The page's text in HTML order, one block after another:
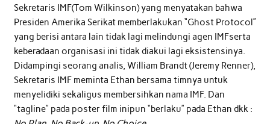
Sekretaris IMF(Tom Wilkinson) yang menyatakan bahwa
Presiden Amerika Serikat memberlakukan “Ghost Protocol”
yang berisi antara lain tidak lagi melindungi agen IMFserta
keberadaan organisasi ini tidak diakui lagi eksistensinya.
Didampingi seorang analis, William Brandt (Jeremy Renner),
Sekretaris IMF meminta Ethan bersama timnya untuk
menyelidiki sekaligus membersihkan nama IMF. Dan
“tagline” pada poster film inipun “berlaku” pada Ethan dkk :